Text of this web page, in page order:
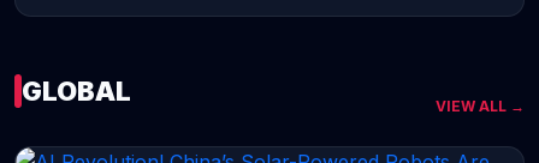
GLOBAL VIEW ALL →